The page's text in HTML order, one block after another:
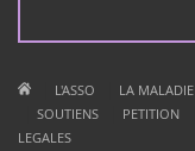
L'ASSO LA MALADIE
SOUTIENS PETITION
LEGALES